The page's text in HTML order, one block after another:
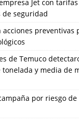
Jet con
de seguridad
acciones preventivas
de Temuco
y media de
por riesgo